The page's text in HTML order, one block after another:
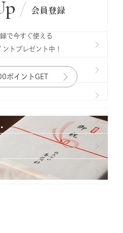
会員登録
で今すぐ使える
トプレゼント中！
ポイントGET